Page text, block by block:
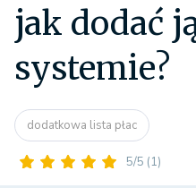
jak dodać
systemie?
dodatkowa lista płac
5/5 (1)